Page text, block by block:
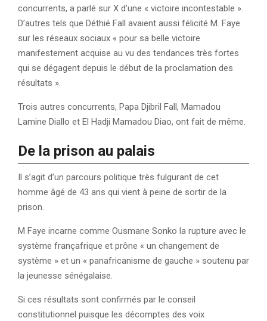
concurrents, a parlé sur X d’une « victoire incontestable ».
D’autres tels que Déthié Fall avaient aussi félicité M. Faye
sur les réseaux sociaux « pour sa belle victoire
manifestement acquise au vu des tendances très fortes
qui se dégagent depuis le début de la proclamation des
résultats ».
Trois autres concurrents, Papa Djibril Fall, Mamadou
Lamine Diallo et El Hadji Mamadou Diao, ont fait de même.
De la prison au palais
Il s’agit d’un parcours politique très fulgurant de cet
homme âgé de 43 ans qui vient à peine de sortir de la
prison.
M Faye incarne comme Ousmane Sonko la rupture avec le
système françafrique et prône « un changement de
système » et un « panafricanisme de gauche » soutenu par
la jeunesse sénégalaise.
Si ces résultats sont confirmés par le conseil
constitutionnel puisque les décomptes des voix